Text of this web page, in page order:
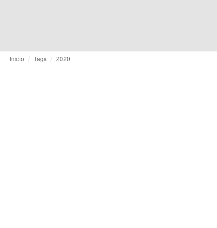
Inicio Tags 2020